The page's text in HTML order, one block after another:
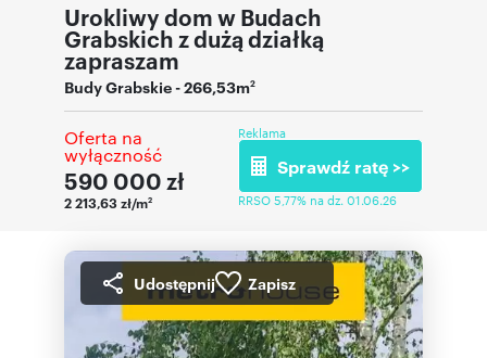
Urokliwy dom w Budach
Grabskich z dużą działką
zapraszam
Budy Grabskie- 266,53m2
Oferta na
wyłączność
590 000 zł
2 213,63 zł/m2
Reklama
Sprawdź ratę >>
RRSO 5,77% na dz. 01.06.26
Udostępnij Zapisz